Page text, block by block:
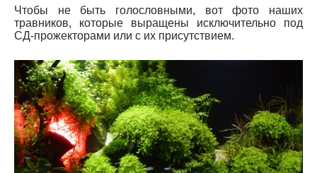
Чтобы не быть голословными, вот фото наших
травников, которые выращены исключительно под
СД-прожекторами или с их присутствием.